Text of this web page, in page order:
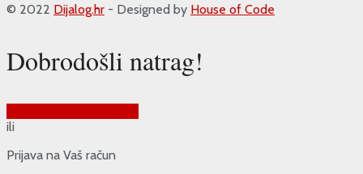
© 2022 Dijalog.hr - Designed by House of Code
Dobrodošli natrag!
ili
Prijava na Vaš račun